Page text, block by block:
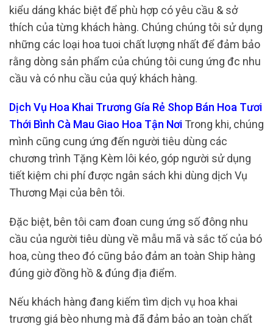
kiểu dáng khác biệt để phù hợp có yêu cầu & sở
thích của từng khách hàng. Chúng chúng tôi sử dụng
những các loại hoa tuoi chất lượng nhất để đảm bảo
rằng dòng sản phẩm của chúng tôi cung ứng đc nhu
cầu và có nhu cầu của quý khách hàng.
Dịch Vụ Hoa Khai Trương Gía Rẻ Shop Bán Hoa Tươi
Thới Bình Cà Mau Giao Hoa Tận Nơi Trong khi, chúng
mình cũng cung ứng đến người tiêu dùng các
chương trình Tặng Kèm lôi kéo, góp người sử dụng
tiết kiệm chi phí được ngân sách khi dùng dịch Vụ
Thương Mại của bên tôi.
Đặc biệt, bên tôi cam đoan cung ứng số đông nhu
cầu của người tiêu dùng về mẫu mã và sắc tố của bó
hoa, cùng theo đó cũng bảo đảm an toàn Ship hàng
đúng giờ đồng hồ & đúng địa điểm.
Nếu khách hàng đang kiếm tìm dịch vụ hoa khai
trương giá bèo nhưng mà đã đảm bảo an toàn chất